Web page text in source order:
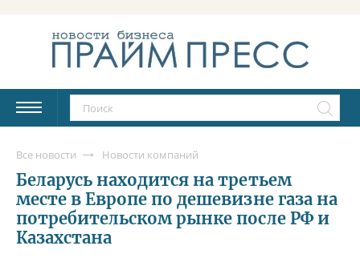
Все новости Новости компаний
Беларусь находится на третьем
месте в Европе по дешевизне газа на
потребительском рынке после РФ и
Казахстана